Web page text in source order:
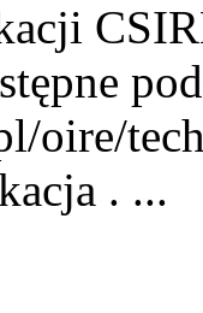
oire/
. ...